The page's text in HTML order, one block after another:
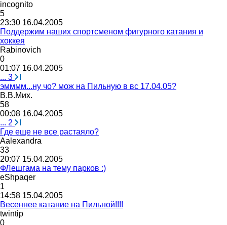
incognito
5
23:30 16.04.2005
Поддержим наших спортсменом фигурного катания и
хоккея
Rabinovich
0
01:07 16.04.2005
... 3
эмммм...ну чо? мож на Пильную в вс 17.04.05?
В.В.Мих.
58
00:08 16.04.2005
... 2
Где еще не все растаяло?
Aalexandra
33
20:07 15.04.2005
ФЛешгама на тему парков :)
eShpaqer
1
14:58 15.04.2005
Весеннее катание на Пильной!!!!
twintip
0